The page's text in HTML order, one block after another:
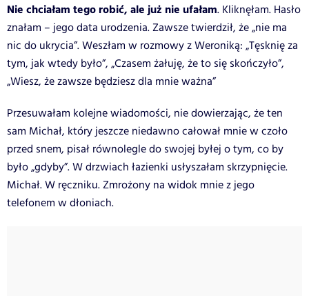
Nie chciałam tego robić, ale już nie ufałam. Kliknęłam. Hasło
znałam – jego data urodzenia. Zawsze twierdził, że „nie ma
nic do ukrycia”. Weszłam w rozmowy z Weroniką: „Tęsknię za
tym, jak wtedy było”, „Czasem żałuję, że to się skończyło”,
„Wiesz, że zawsze będziesz dla mnie ważna”
Przesuwałam kolejne wiadomości, nie dowierzając, że ten
sam Michał, który jeszcze niedawno całował mnie w czoło
przed snem, pisał równolegle do swojej byłej o tym, co by
było „gdyby”. W drzwiach łazienki usłyszałam skrzypnięcie.
Michał. W ręczniku. Zmrożony na widok mnie z jego
telefonem w dłoniach.